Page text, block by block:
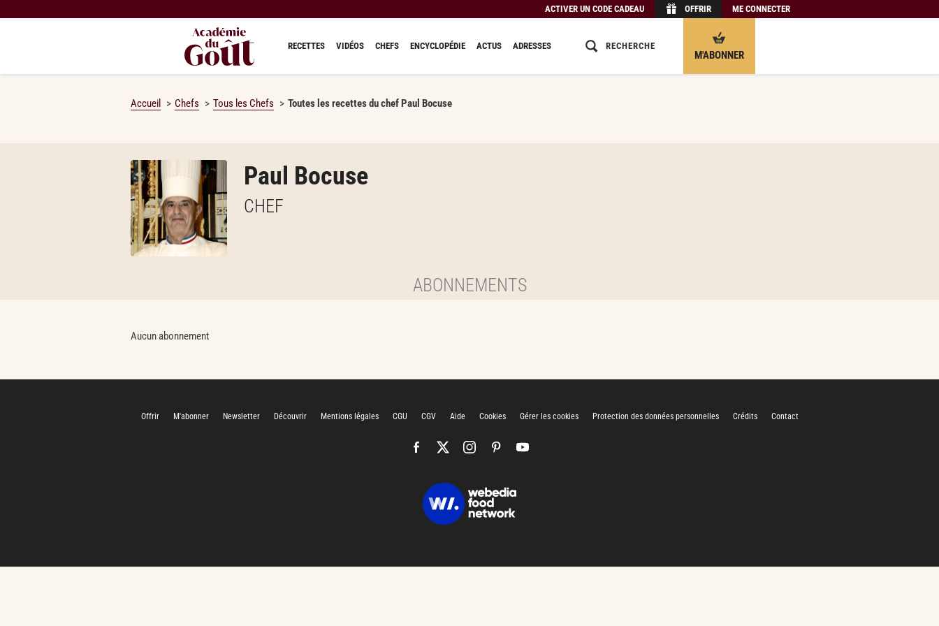
ACTIVER UN CODE CADEAU OFFRIR ME CONNECTER
RECETTES VIDÉOS CHEFS ENCYCLOPÉDIE ACTUS ADRESSES RECHERCHE
M'ABONNER
Accueil Chefs Tous les Chefs Toutes les recettes du chef Paul Bocuse
Paul Bocuse
CHEF
ABONNEMENTS
Aucun abonnement
Offrir M'abonner Newsletter Découvrir Mentions légales CGU CGV Aide Cookies Gérer les cookies Protection des données personnelles Crédits Contact